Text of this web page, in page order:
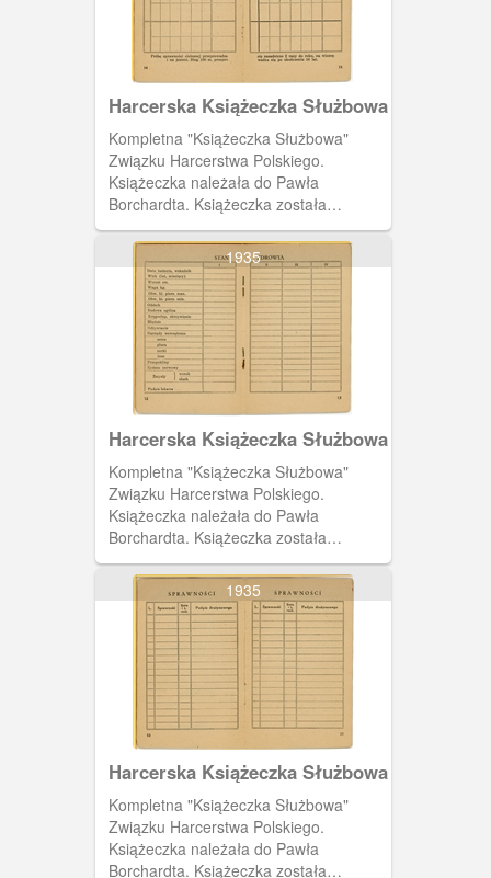
Harcerska Książeczka Służbowa
Kompletna "Książeczka Służbowa"
Związku Harcerstwa Polskiego.
Książeczka należała do Pawła
Borchardta. Książeczka została
wystawiona 19 czerwca 1937 roku
przez harcmistrza Alfa Liczmańskiego.
Na czternastej i piętnastej stronie tabela
do wpisów dotyczących sprawności
cielesnych.
1935
Harcerska Książeczka Służbowa
Kompletna "Książeczka Służbowa"
Związku Harcerstwa Polskiego.
Książeczka należała do Pawła
Borchardta. Książeczka została
wystawiona 19 czerwca 1937 roku
przez harcmistrza Alfa Liczmańskiego.
Na dwunastej i trzynastej stronie tabela
do wpisów dotyczących stanu zdrowia
właściciela książeczki.
1935
Harcerska Książeczka Służbowa
Kompletna "Książeczka Służbowa"
Związku Harcerstwa Polskiego.
Książeczka należała do Pawła
Borchardta. Książeczka została